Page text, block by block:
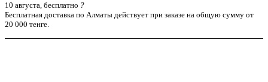
10 августа, бесплатно ?
Бесплатная доставка по Алматы действует при заказе на общую сумму от
20 000 тенге.